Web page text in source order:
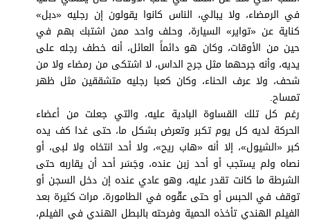
قصة صورة
كاريكتير
برامج
عدد اليوم
مواقيت الصلاة
الأحوال الجوية
في الرمضاء، ولا يبالي، الناس كانوا يقولون إن رجليه «دبل»
كناية عن «تواير» السيارة، وحلف واحد ممن اشتبك بهم في
حين من الأوقات، وكان هو دائماً العائل، أنه خطف رجله على
يديه، وأنه جرحهما مثل جرح الداس، لا اشتكى من رمضاء ولا من
شحف، ولا عرف الحناء، وكان كعبا رجليه متشققين مثل ظهر
تمساح.
رغم كل تلك القساوة البادية عليه، والتي جعلت من أعضاء
الحركة لديه كل يوم تكبر وتعرض بشكل ما، حتى غدا كف يده
كبر «الشيول»، إلا أنه «هاب ريح»، ولا أحد انتخاه ولا لبى، أو
نصاه ولم يستجب أو أحد زبن عنده، وجَسَر أحد أن يقاربه حتى
الشرطة ما كانت تقدر عليه، وهو عادي عنده إن دخل السجن أو
توقف في الحبس أو حتى عقّوه في الطامورة، مرات كثيرة بعد
الفيلم الهندي تأخذه الحمية وفرحته بالبطل الهندي في الفيلم،